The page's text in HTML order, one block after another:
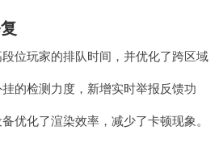
段位玩家的排队时间，并优化了跨区域
挂的检测力度，新增实时举报反馈功
优化了渲染效率，减少了卡顿现象。